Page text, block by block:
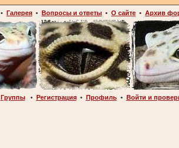
• Галерея • Вопросы и ответы • О сайте • Архив
Группы• Регистрация• Профиль• Войти и